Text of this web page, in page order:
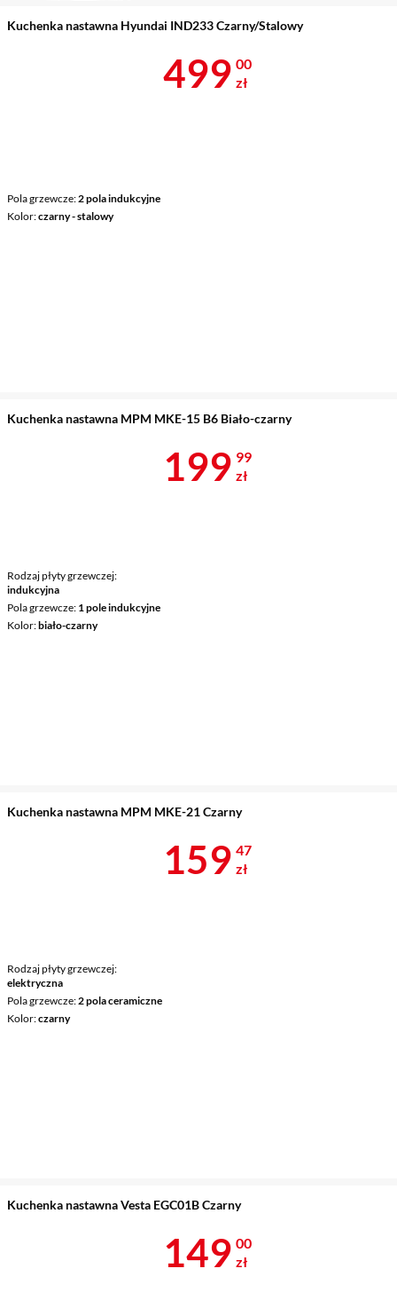
Kuchenka nastawna Hyundai IND233 Czarny/Stalowy
Pola grzewcze 2 pola indukcyjne
Kolor czarny - stalowy
Cena 499 zł
499 00
zł
Kuchenka nastawna MPM MKE-15 B6 Biało-czarny
Rodzaj płyty grzewczej
indukcyjna
Pola grzewcze 1 pole indukcyjne
Kolor biało-czarny
Cena 199,99
199 99
zł
Kuchenka nastawna MPM MKE-21 Czarny
Rodzaj płyty grzewczej
elektryczna
Pola grzewcze 2 pola ceramiczne
Kolor czarny
Cena 159,47
159 47
zł
Kuchenka nastawna Vesta EGC01B Czarny
Cena 149 zł
149 00
zł